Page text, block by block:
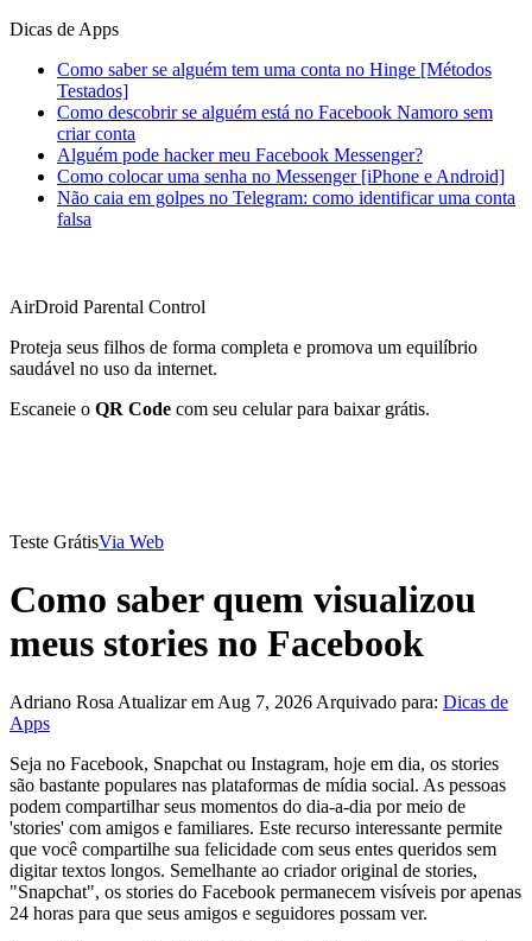
Dicas de Apps
Como saber se alguém tem uma conta no Hinge [Métodos
Testados]
Como descobrir se alguém está no Facebook Namoro sem
criar conta
Alguém pode hacker meu Facebook Messenger?
Como colocar uma senha no Messenger [iPhone e Android]
Não caia em golpes no Telegram: como identificar uma conta
falsa
AirDroid Parental Control
Proteja seus filhos de forma completa e promova um equilíbrio
saudável no uso da internet.
Escaneie o QR Code com seu celular para baixar grátis.
Teste GrátisVia Web
Como saber quem visualizou
meus stories no Facebook
Adriano Rosa Atualizar em Aug 7, 2026 Arquivado para: Dicas de
Apps
Seja no Facebook, Snapchat ou Instagram, hoje em dia, os stories
são bastante populares nas plataformas de mídia social. As pessoas
podem compartilhar seus momentos do dia-a-dia por meio de
'stories' com amigos e familiares. Este recurso interessante permite
que você compartilhe sua felicidade com seus entes queridos sem
digitar textos longos. Semelhante ao criador original de stories,
"Snapchat", os stories do Facebook permanecem visíveis por apenas
24 horas para que seus amigos e seguidores possam ver.